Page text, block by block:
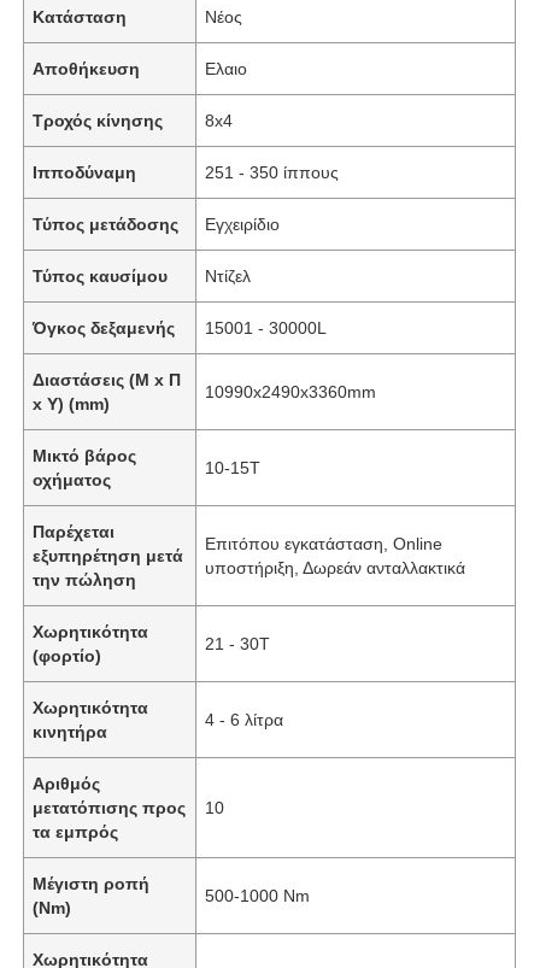
Κατάσταση Νέος
Αποθήκευση Ελαιο
Τροχός κίνησης 8x4
Ιπποδύναμη 251 - 350 ίππους
Τύπος μετάδοσης Εγχειρίδιο
Τύπος καυσίμου Ντίζελ
Όγκος δεξαμενής 15001 - 30000L
Διαστάσεις (Μ x Π
x Υ) (mm)
10990x2490x3360mm
Μικτό βάρος
οχήματος
10-15T
Παρέχεται
εξυπηρέτηση μετά
την πώληση
Επιτόπου εγκατάσταση, Online
υποστήριξη, Δωρεάν ανταλλακτικά
Χωρητικότητα
(φορτίο)
21 - 30T
Χωρητικότητα
κινητήρα
4 - 6 λίτρα
Αριθμός
μετατόπισης προς
τα εμπρός
10
Μέγιστη ροπή
(Nm)
500-1000 Nm
Χωρητικότητα